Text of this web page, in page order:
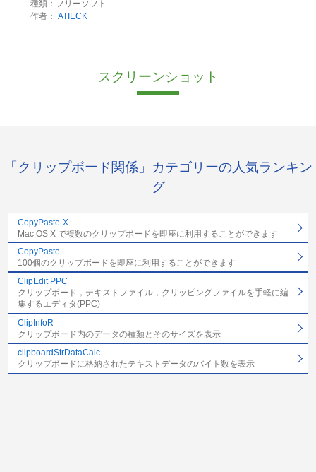
種類：フリーソフト
作者： ATIECK
スクリーンショット
「クリップボード関係」カテゴリーの人気ランキン
グ
CopyPaste-X
Mac OS X で複数のクリップボードを即座に利用することができます
CopyPaste
100個のクリップボードを即座に利用することができます
ClipEdit PPC
クリップボード，テキストファイル，クリッピングファイルを手軽に編
集するエディタ(PPC)
ClipInfoR
クリップボード内のデータの種類とそのサイズを表示
clipboardStrDataCalc
クリップボードに格納されたテキストデータのバイト数を表示